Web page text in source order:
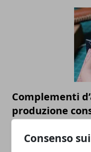
Consenso
Complementi
produzione